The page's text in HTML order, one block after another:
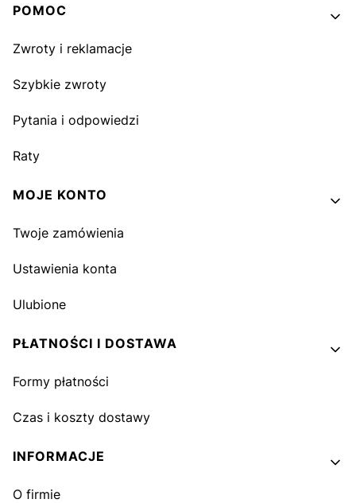
Linki w stopce
POMOC
Zwroty i reklamacje
Szybkie zwroty
Pytania i odpowiedzi
Raty
MOJE KONTO
Twoje zamówienia
Ustawienia konta
Ulubione
PŁATNOŚCI I DOSTAWA
Formy płatności
Czas i koszty dostawy
INFORMACJE
O firmie